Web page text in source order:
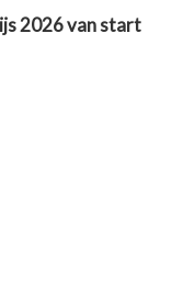
2026 van start